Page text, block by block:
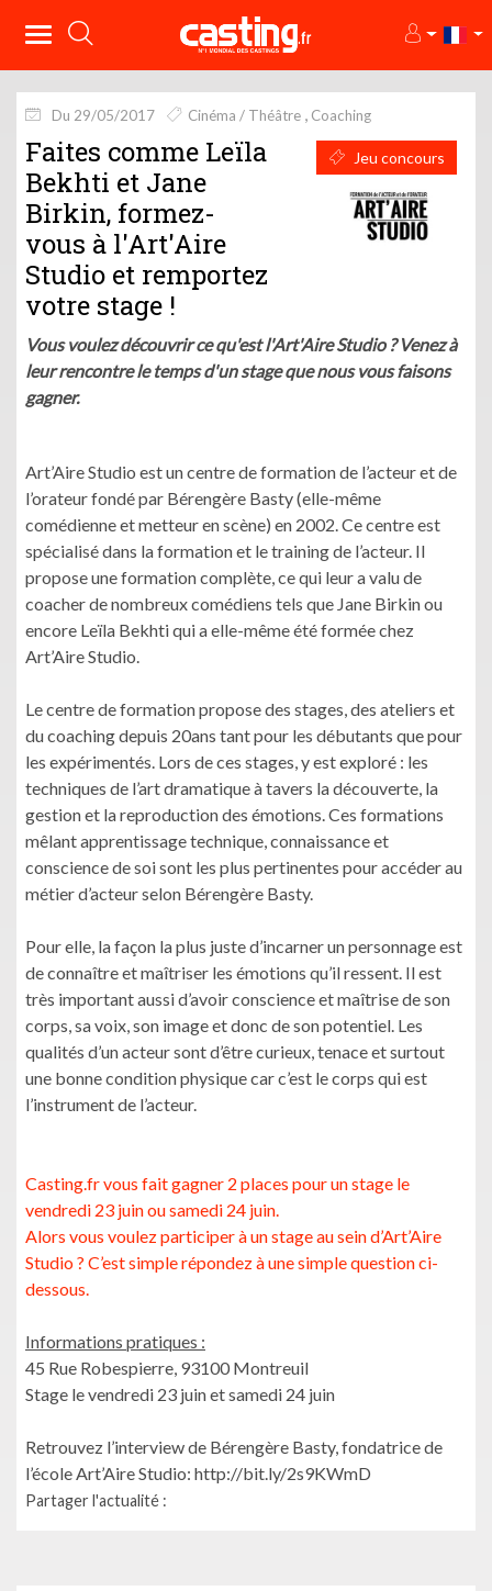
Du 29/05/2017 Cinéma / Théâtre Coaching
Jeu concours
Faites comme Leïla
Bekhti et Jane
Birkin, formez-
vous à l'Art'Aire
Studio et remportez
votre stage !
Vous voulez découvrir ce qu'est l'Art'Aire Studio ? Venez à
leur rencontre le temps d'un stage que nous vous faisons
gagner.
Art’Aire Studio est un centre de formation de l’acteur et de
l’orateur fondé par Bérengère Basty (elle-même
comédienne et metteur en scène) en 2002. Ce centre est
spécialisé dans la formation et le training de l’acteur. Il
propose une formation complète, ce qui leur a valu de
coacher de nombreux comédiens tels que Jane Birkin ou
encore Leïla Bekhti qui a elle-même été formée chez
Art’Aire Studio.
Le centre de formation propose des stages, des ateliers et
du coaching depuis 20ans tant pour les débutants que pour
les expérimentés. Lors de ces stages, y est exploré : les
techniques de l’art dramatique à tavers la découverte, la
gestion et la reproduction des émotions. Ces formations
mêlant apprentissage technique, connaissance et
conscience de soi sont les plus pertinentes pour accéder au
métier d’acteur selon Bérengère Basty.
Pour elle, la façon la plus juste d’incarner un personnage est
de connaître et maîtriser les émotions qu’il ressent. Il est
très important aussi d’avoir conscience et maîtrise de son
corps, sa voix, son image et donc de son potentiel. Les
qualités d’un acteur sont d’être curieux, tenace et surtout
une bonne condition physique car c’est le corps qui est
l’instrument de l’acteur.
Casting.fr vous fait gagner 2 places pour un stage le
vendredi 23 juin ou samedi 24 juin.
Alors vous voulez participer à un stage au sein d’Art’Aire
Studio ? C’est simple répondez à une simple question ci-
dessous.
Informations pratiques :
45 Rue Robespierre, 93100 Montreuil
Stage le vendredi 23 juin et samedi 24 juin
Retrouvez l’interview de Bérengère Basty, fondatrice de
l’école Art’Aire Studio: http://bit.ly/2s9KWmD
Partager l'actualité :